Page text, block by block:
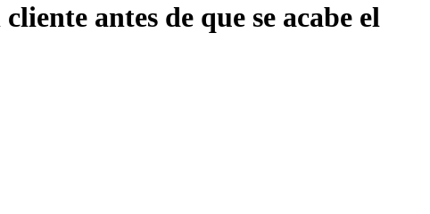
antes de que se acabe el